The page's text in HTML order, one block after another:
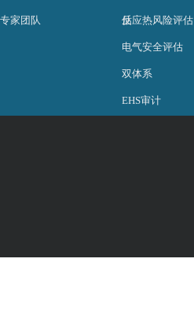
专家团队 估
反应热风险评估
电气安全评估
双体系
EHS审计